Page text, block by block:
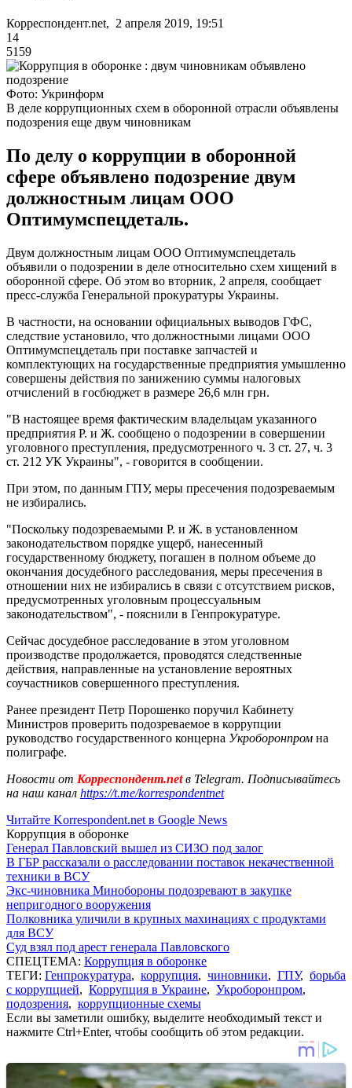
Корреспондент.net, 2 апреля 2019, 19:51
14
5159
Фото: Укринформ
В деле коррупционных схем в оборонной отрасли объявлены
подозрения еще двум чиновникам
По делу о коррупции в оборонной
сфере объявлено подозрение двум
должностным лицам ООО
Оптимумспецдеталь.
Двум должностным лицам ООО Оптимумспецдеталь
объявили о подозрении в деле относительно схем хищений в
оборонной сфере. Об этом во вторник, 2 апреля, сообщает
пресс-служба Генеральной прокуратуры Украины.
В частности, на основании официальных выводов ГФС,
следствие установило, что должностными лицами ООО
Оптимумспецдеталь при поставке запчастей и
комплектующих на государственные предприятия умышленно
совершены действия по занижению суммы налоговых
отчислений в госбюджет в размере 26,6 млн грн.
"В настоящее время фактическим владельцам указанного
предприятия Р. и Ж. сообщено о подозрении в совершении
уголовного преступления, предусмотренного ч. 3 ст. 27, ч. 3
ст. 212 УК Украины", - говорится в сообщении.
При этом, по данным ГПУ, меры пресечения подозреваемым
не избирались.
"Поскольку подозреваемыми Р. и Ж. в установленном
законодательством порядке ущерб, нанесенный
государственному бюджету, погашен в полном объеме до
окончания досудебного расследования, меры пресечения в
отношении них не избирались в связи с отсутствием рисков,
предусмотренных уголовным процессуальным
законодательством", - пояснили в Генпрокуратуре.
Сейчас досудебное расследование в этом уголовном
производстве продолжается, проводятся следственные
действия, направленные на установление вероятных
соучастников совершенного преступления.
Ранее президент Петр Порошенко поручил Кабинету
Министров проверить подозреваемое в коррупции
руководство государственного концерна Укроборонпром на
полиграфе.
Новости от Корреспондент.netв Telegram. Подписывайтесь
на наш канал https://t.me/korrespondentnet
Читайте Korrespondent.net в Google News
Коррупция в оборонке
Генерал Павловский вышел из СИЗО под залог
В ГБР рассказали о расследовании поставок некачественной
техники в ВСУ
Экс-чиновника Минобороны подозревают в закупке
непригодного вооружения
Полковника уличили в крупных махинациях с продуктами
для ВСУ
Суд взял под арест генерала Павловского
СПЕЦТЕМА: Коррупция в оборонке
ТЕГИ: Генпрокуратура, коррупция, чиновники, ГПУ, борьба
с коррупцией, Коррупция в Украине, Укроборонпром,
подозрения, коррупционные схемы
Если вы заметили ошибку, выделите необходимый текст и
нажмите Ctrl+Enter, чтобы сообщить об этом редакции.